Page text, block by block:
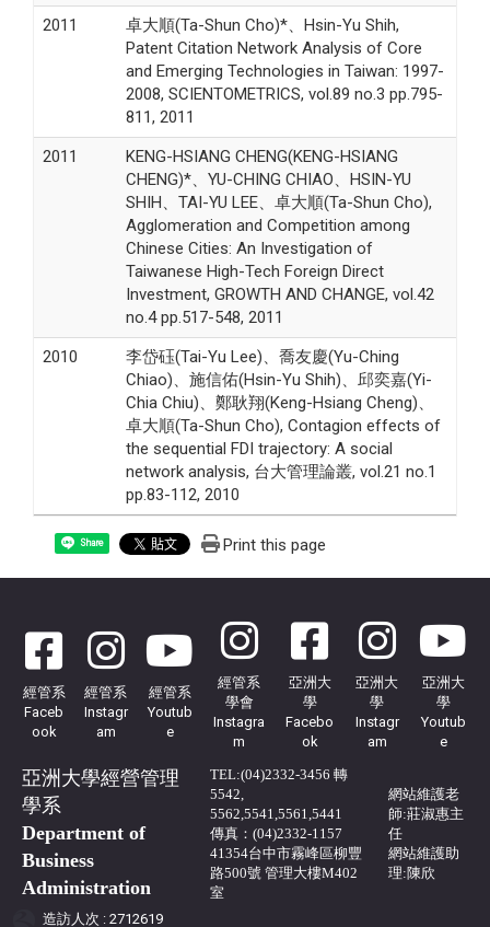
2011
卓大順(Ta-Shun Cho)*、Hsin-Yu Shih,
Patent Citation Network Analysis of Core
and Emerging Technologies in Taiwan: 1997-
2008, SCIENTOMETRICS, vol.89 no.3 pp.795-
811, 2011
2011
KENG-HSIANG CHENG(KENG-HSIANG
CHENG)*、YU-CHING CHIAO、HSIN-YU
SHIH、TAI-YU LEE、卓大順(Ta-Shun Cho),
Agglomeration and Competition among
Chinese Cities: An Investigation of
Taiwanese High-Tech Foreign Direct
Investment, GROWTH AND CHANGE, vol.42
no.4 pp.517-548, 2011
2010
李岱砡(Tai-Yu Lee)、喬友慶(Yu-Ching
Chiao)、施信佑(Hsin-Yu Shih)、邱奕嘉(Yi-
Chia Chiu)、鄭耿翔(Keng-Hsiang Cheng)、
卓大順(Ta-Shun Cho), Contagion effects of
the sequential FDI trajectory: A social
network analysis, 台大管理論叢, vol.21 no.1
pp.83-112, 2010
Share Print this page
經管系
Faceb
ook
經管系
Instagr
am
經管系
Youtub
e
經管系
學會
Instagra
m
亞洲大
學
Facebo
ok
亞洲大
學
Instagr
am
亞洲大
學
Youtub
e
亞洲大學經營管理
學系
Department of
Business
Administration
TEL:(04)2332-3456 轉
5542,
5562,5541,5561,5441
傳真：(04)2332-1157
41354台中市霧峰區柳豐
路500號 管理大樓M402
室
網站維護老
師:莊淑惠主
任
網站維護助
理:陳欣
造訪人次 : 2712619